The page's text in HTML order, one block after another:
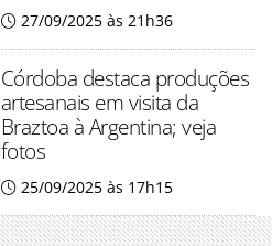
27/09/2025 às 21h36
Córdoba destaca produções
artesanais em visita da
Braztoa à Argentina; veja
fotos
25/09/2025 às 17h15